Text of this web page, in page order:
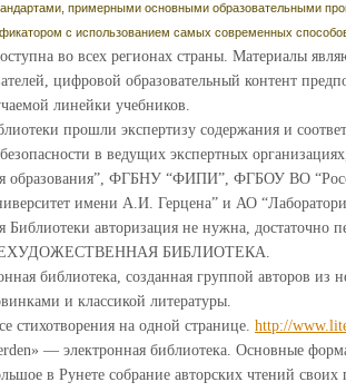
примерными основными образовательными
с использованием самых современных
во всех регионах страны. Материалы
цифровой образовательный контент
линейки учебников.
прошли экспертизу содержания и
в ведущих экспертных
образования”, ФГБНУ “ФИПИ”, ФГБОУ ВО
имени А.И. Герцена” и АО
Библиотеки авторизация не нужна, достаточно
БИБЛИОТЕКА.
библиотека, созданная группой авторов из
и классикой литературы.
стихотворения на одной странице. http://
— электронная библиотека. Основные
в Рунете собрание авторских чтений